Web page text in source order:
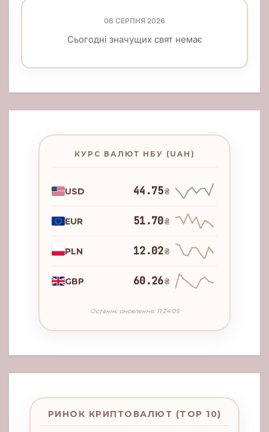
06 СЕРПНЯ 2026
Сьогодні значущих свят немає
КУРС ВАЛЮТ НБУ (UAH)
USD 44.75₴
EUR 51.70₴
PLN 12.02₴
GBP 60.26₴
Останнє оновлення: 11:24:05
РИНОК КРИПТОВАЛЮТ (TOP 10)